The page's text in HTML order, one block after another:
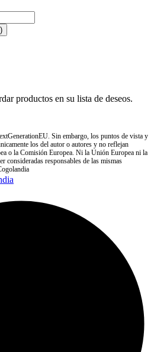
productos en su lista de deseos.
Sin embargo, los puntos de vista y
los del autor o autores y no reflejan
o la Comisión Europea. Ni la Unión Europea ni la
consideradas responsables de las mismas